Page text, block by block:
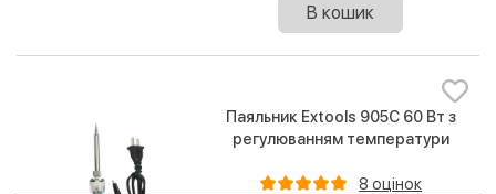
В кошик
Паяльник Extools 905C 60 Вт з
регулюванням температури
8 оцінок